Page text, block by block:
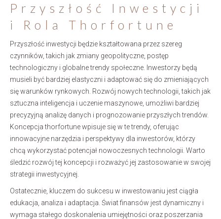
Przyszłość Inwestycji
i Rola Thorfortune
Przyszłość inwestycji będzie kształtowana przez szereg
czynników, takich jak zmiany geopolityczne, postęp
technologiczny i globalne trendy społeczne. Inwestorzy będą
musieli być bardziej elastyczni i adaptować się do zmieniających
się warunków rynkowych. Rozwój nowych technologii, takich jak
sztuczna inteligencja i uczenie maszynowe, umożliwi bardziej
precyzyjną analizę danych i prognozowanie przyszłych trendów.
Koncepcja thorfortune wpisuje się w te trendy, oferując
innowacyjne narzędzia i perspektywy dla inwestorów, którzy
chcą wykorzystać potencjał nowoczesnych technologii. Warto
śledzić rozwój tej koncepcji i rozważyć jej zastosowanie w swojej
strategii inwestycyjnej.
Ostatecznie, kluczem do sukcesu w inwestowaniu jest ciągła
edukacja, analiza i adaptacja. Świat finansów jest dynamiczny i
wymaga stałego doskonalenia umiejętności oraz poszerzania